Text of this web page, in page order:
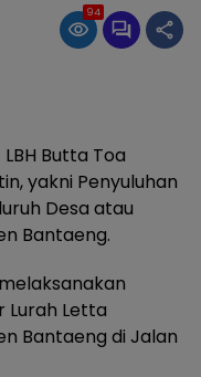
94
Butta Toa
yakni Penyuluhan
Desa atau
Bantaeng.
Lurah Letta
Bantaeng di Jalan